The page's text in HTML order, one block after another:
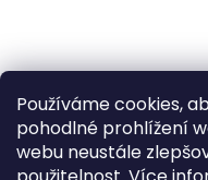
Používáme cookies,
pohodlné prohlížení
webu neustále